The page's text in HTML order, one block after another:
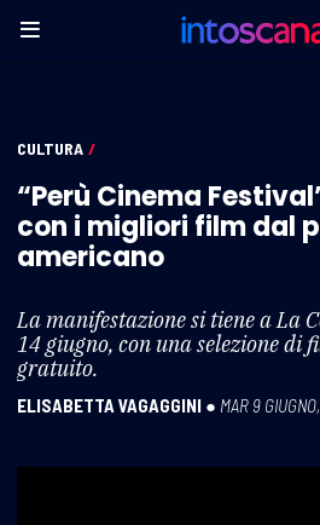
CULTURA /
“Perù Cinema
con i migliori film dal
americano
La manifestazione si tiene a La
14 giugno, con una selezione di
gratuito.
ELISABETTA VAGAGGINI ● MAR 9